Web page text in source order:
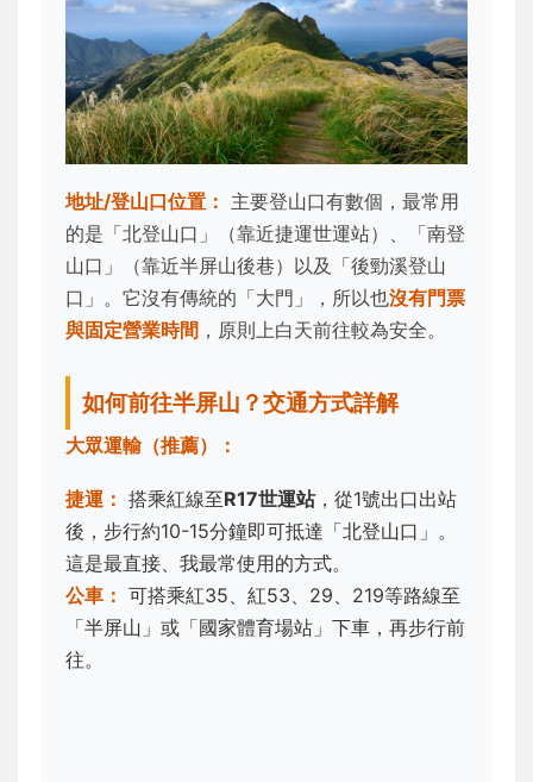
地址/登山口位置： 主要登山口有數個，最常用
的是「北登山口」（靠近捷運世運站）、「南登
山口」（靠近半屏山後巷）以及「後勁溪登山
口」。它沒有傳統的「大門」，所以也沒有門票
與固定營業時間 ，原則上白天前往較為安全。
如何前往半屏山？交通方式詳解
大眾運輸（推薦）：
捷運： 搭乘紅線至R17世運站，從1號出口出站
後，步行約10-15分鐘即可抵達「北登山口」。
這是最直接、我最常使用的方式。
公車： 可搭乘紅35、紅53、29、219等路線至
「半屏山」或「國家體育場站」下車，再步行前
往。